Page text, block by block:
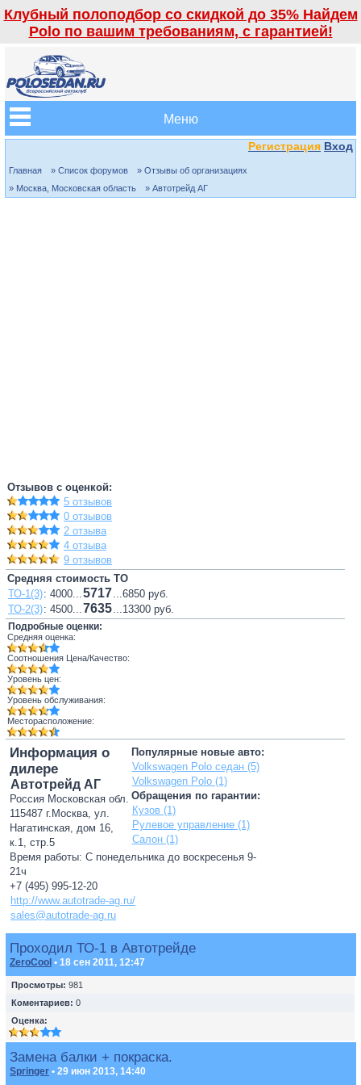
Клубный полоподбор со скидкой до 35% Найдем
Polo по вашим требованиям, с гарантией!
Меню
Регистрация Вход
Главная » Список форумов
» Отзывы об организациях
» Москва, Московская область
» Автотрейд АГ
Отзывов с оценкой:
5 отзывов
0 отзывов
2 отзыва
4 отзыва
9 отзывов
Средняя стоимость ТО
ТО-1(3): 4000...5717...6850 руб.
ТО-2(3): 4500...7635...13300 руб.
Подробные оценки:
Средняя оценка:
Соотношения Цена/Качество:
Уровень цен:
Уровень обслуживания:
Месторасположение:
Популярные новые авто:
Volkswagen Polo седан (5)
Volkswagen Polo (1)
Обращения по гарантии:
Кузов (1)
Рулевое управление (1)
Салон (1)
Информация о
дилере
Автотрейд АГ
Россия Московская обл.
115487 г.Москва, ул.
Нагатинская, дом 16,
к.1, стр.5
Время работы: С понедельника до воскресенья 9-
21ч
+7 (495) 995-12-20
http://www.autotrade-ag.ru/
sales@autotrade-ag.ru
Проходил ТО-1 в Автотрейде
ZeroCool • 18 сен 2011, 12:47
Просмотры: 981
Коментариев: 0
Оценка:
Замена балки + покраска.
Springer • 29 июн 2013, 14:40